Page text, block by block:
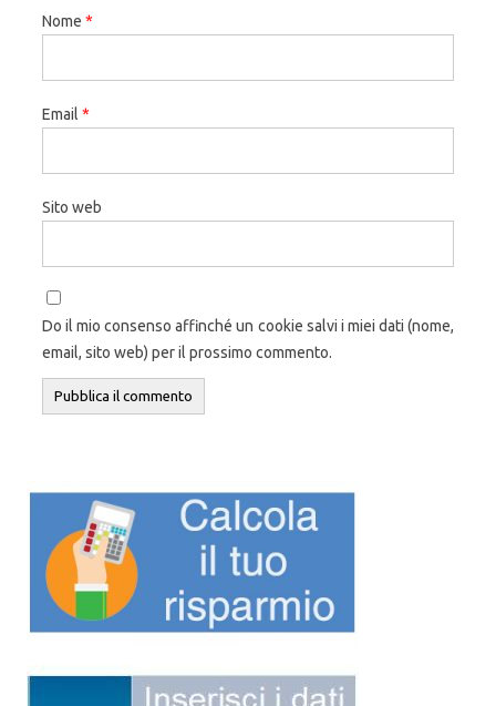
Nome *
Email *
Sito web
Do il mio consenso affinché un cookie salvi i miei dati (nome,
email, sito web) per il prossimo commento.